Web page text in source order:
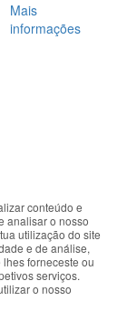
Mais
informações
conteúdo e
analisar o nosso
utilização do site
e de análise,
forneceste ou
serviços.
o nosso